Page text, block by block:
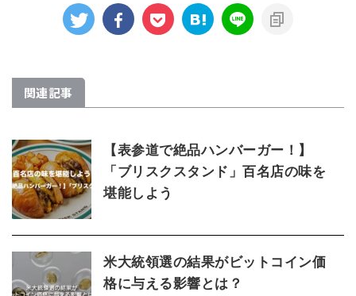
関連記事
【表参道で絶品ハンバーガー！】
「ブリスクスタンド」百名店の味を
堪能しよう
米大統領選の結果がビットコイン価
格に与える影響とは？